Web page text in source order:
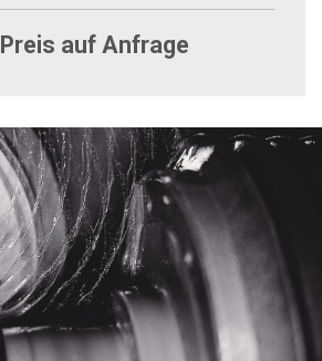
Preis auf Anfrage